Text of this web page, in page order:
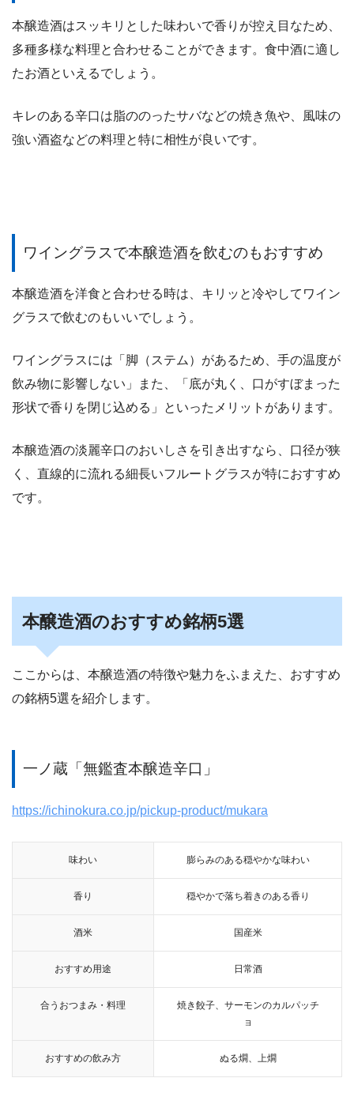
本醸造酒はスッキリとした味わいで香りが控え目なため、
多種多様な料理と合わせることができます。食中酒に適し
たお酒といえるでしょう。
キレのある辛口は脂ののったサバなどの焼き魚や、風味の
強い酒盗などの料理と特に相性が良いです。
ワイングラスで本醸造酒を飲むのもおすすめ
本醸造酒を洋食と合わせる時は、キリッと冷やしてワイン
グラスで飲むのもいいでしょう。
ワイングラスには「脚（ステム）があるため、手の温度が
飲み物に影響しない」また、「底が丸く、口がすぼまった
形状で香りを閉じ込める」といったメリットがあります。
本醸造酒の淡麗辛口のおいしさを引き出すなら、口径が狭
く、直線的に流れる細長いフルートグラスが特におすすめ
です。
本醸造酒のおすすめ銘柄5選
ここからは、本醸造酒の特徴や魅力をふまえた、おすすめ
の銘柄5選を紹介します。
一ノ蔵「無鑑査本醸造辛口」
https://ichinokura.co.jp/pickup-product/mukara
味わい 膨らみのある穏やかな味わい
香り 穏やかで落ち着きのある香り
酒米 国産米
おすすめ用途 日常酒
合うおつまみ・料理
焼き餃子、サーモンのカルパッチ
ョ
おすすめの飲み方 ぬる燗、上燗